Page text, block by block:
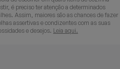
é preciso ter atenção a determinados
Assim, maiores são as chances de fazer
assertivas e condizentes com as suas
e desejos. Leia aqui.